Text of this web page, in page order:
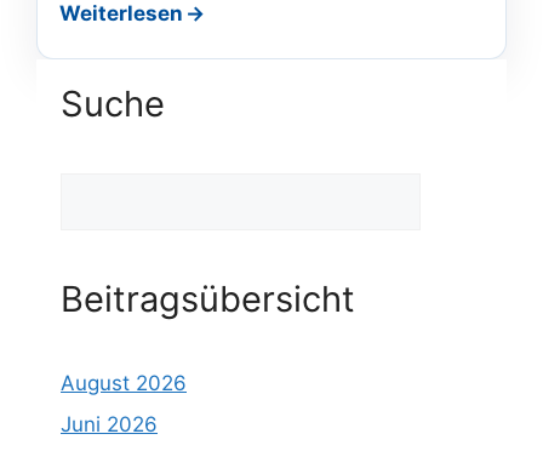
Weiterlesen
Suche
Beitragsübersicht
August 2026
Juni 2026